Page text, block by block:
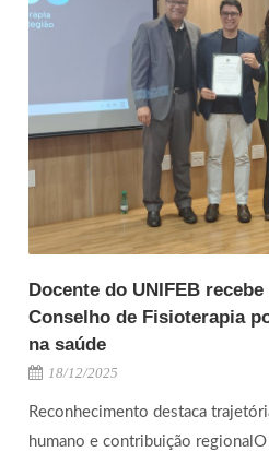
Docente do UNIFEB
Conselho de Fisioterapia
na saúde
18/12/2025
Reconhecimento destaca
humano e contribuição